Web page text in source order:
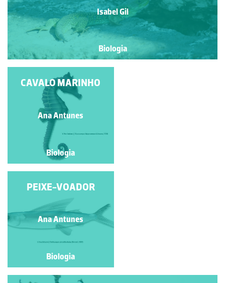
Isabel Gil
Biologia
MONARCA
João Paulo Araújo
Fernandes
Biologia
CAVALO MARINHO
Ana Antunes
Biologia
GOLFINHO ROAZ
TRUNCATUS)
Horácio Santos
Biologia
PEIXE-VOADOR
Ana Antunes
Biologia